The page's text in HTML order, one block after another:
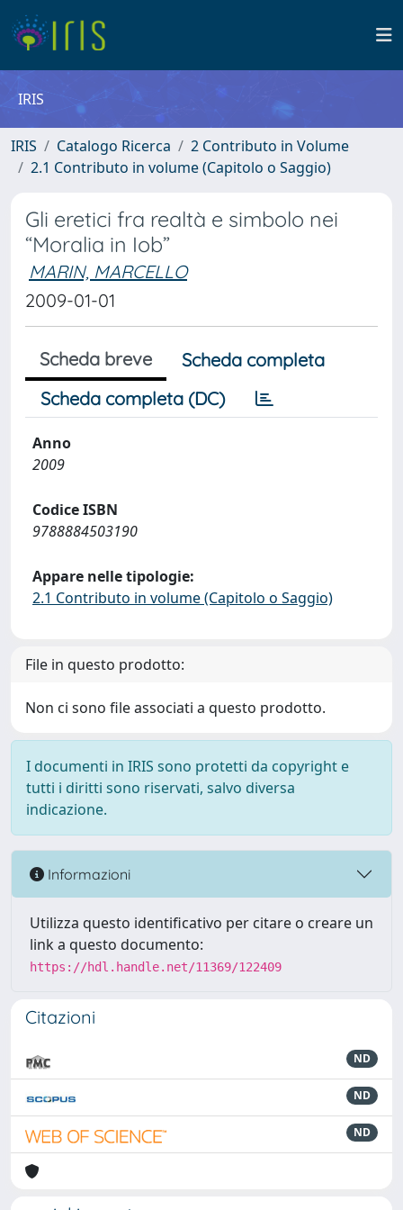
IRIS
IRIS Catalogo Ricerca
2 Contributo in Volume
2.1 Contributo in volume (Capitolo o Saggio)
Gli eretici fra realtà e simbolo nei
“Moralia in Iob”
MARIN, MARCELLO
2009-01-01
Scheda breve
Scheda completa
Scheda completa (DC)
Anno
2009
Codice ISBN
9788884503190
Appare nelle tipologie:
2.1 Contributo in volume (Capitolo o Saggio)
File in questo prodotto:
Non ci sono file associati a questo prodotto.
I documenti in IRIS sono protetti da copyright e
tutti i diritti sono riservati, salvo diversa
indicazione.
Informazioni
Utilizza questo identificativo per citare o creare un
link a questo documento:
https://hdl.handle.net/11369/122409
Citazioni
ND
ND
ND